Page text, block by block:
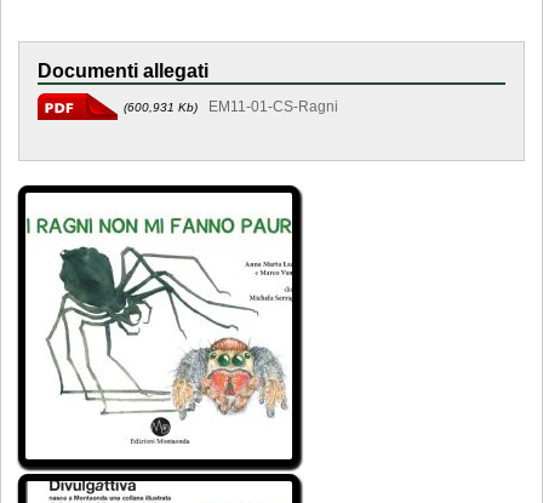
Documenti allegati
(600,931 Kb) EM11-01-CS-Ragni